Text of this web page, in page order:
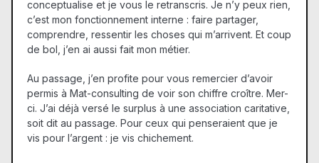
conceptualise et je vous le retranscris. Je n’y peux rien,
c’est mon fonctionnement interne : faire partager,
comprendre, ressentir les choses qui m’arrivent. Et coup
de bol, j’en ai aussi fait mon métier.
Au passage, j’en profite pour vous remercier d’avoir
permis à Mat-consulting de voir son chiffre croître. Mer-
ci. J’ai déjà versé le surplus à une association caritative,
soit dit au passage. Pour ceux qui penseraient que je
vis pour l’argent : je vis chichement.